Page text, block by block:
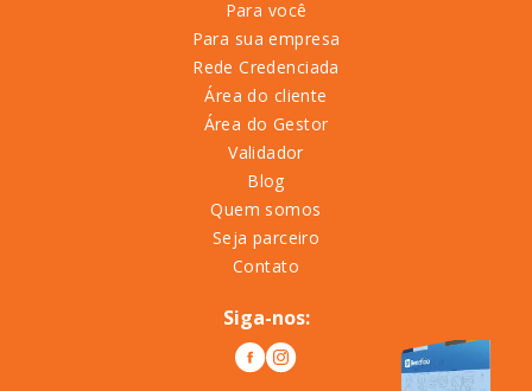
Para você
Para sua empresa
Rede Credenciada
Área do cliente
Área do Gestor
Validador
Blog
Quem somos
Seja parceiro
Contato
Siga-nos: